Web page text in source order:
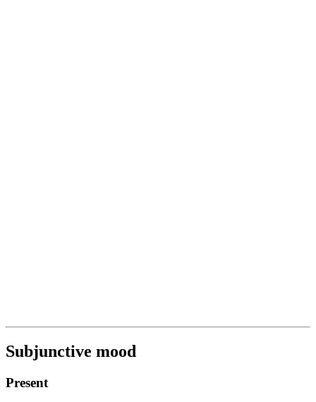
Subjunctive mood
Present